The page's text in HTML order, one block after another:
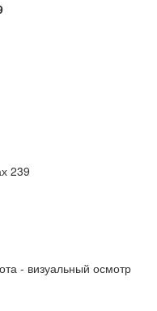
239
- визуальный осмотр